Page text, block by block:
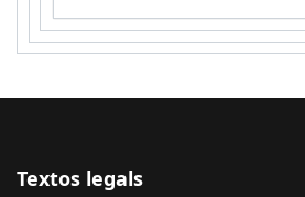
Textos legals